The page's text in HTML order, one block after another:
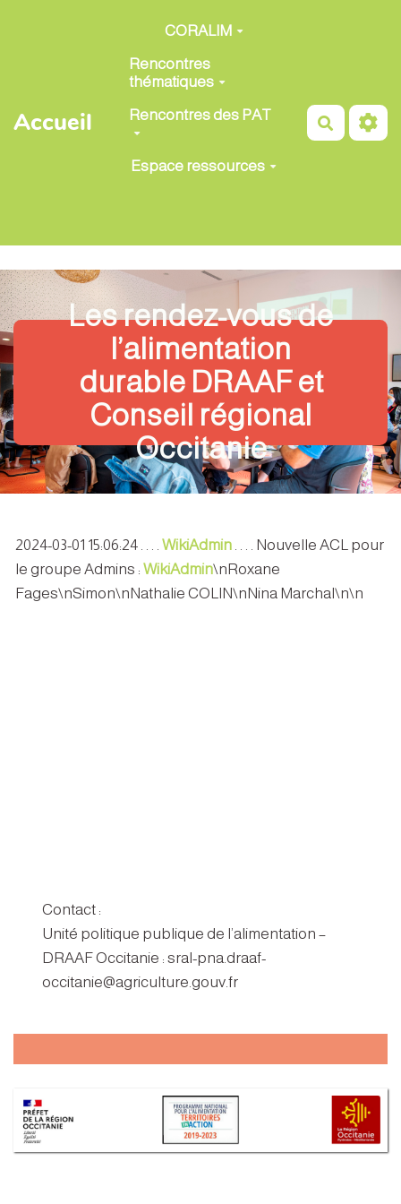
Aller au contenu principal
Accueil
CORALIM
Rencontres
thématiques
Rencontres des PAT
Espace ressources
Les rendez-vous de
l’alimentation
durable DRAAF et
Conseil régional
Occitanie
2024-03-01 15:06:24 . . . . WikiAdmin . . . . Nouvelle ACL pour
le groupe Admins : WikiAdmin\nRoxane
Fages\nSimon\nNathalie COLIN\nNina Marchal\n\n
Contact :
Unité politique publique de l’alimentation –
DRAAF Occitanie : sral-pna.draaf-
occitanie@agriculture.gouv.fr